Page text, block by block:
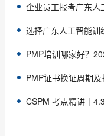
企业员工报考广东人
选择广东人工智能训
PMP培训哪家好？
PMP证书换证周期
CSPM 考点精讲｜